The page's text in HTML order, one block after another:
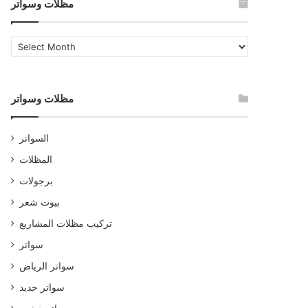
مظلات وسواتر
مظلات
وسواتر
مظلات وسواتر
السواتر
المظلات
برجولات
بيوت شعر
تركيب مظلات المشاريع
سواتر
سواتر الرياض
سواتر حديد